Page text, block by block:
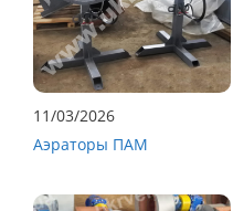
11/03/2026
Аэраторы ПАМ